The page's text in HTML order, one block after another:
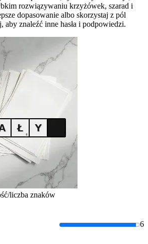
rozwiązywaniu krzyżówek, szarad i
dopasowanie albo skorzystaj z pól
znaleźć inne hasła i podpowiedzi.
liczba znaków
6